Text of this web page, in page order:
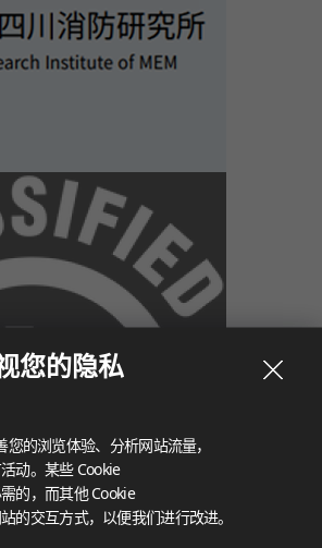
您的隐私
的浏览体验、分析网站流量，
动。某些 Cookie
的，而其他 Cookie
的交互方式，以便我们进行改进。